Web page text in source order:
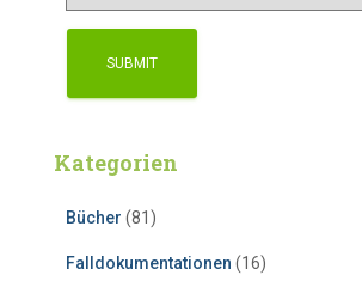
Kategorien
Bücher (81)
Falldokumentationen (16)